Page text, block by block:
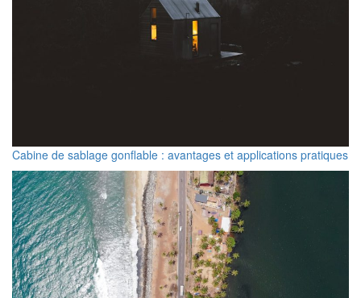
Cabine de sablage gonflable : avantages et applications pratiques